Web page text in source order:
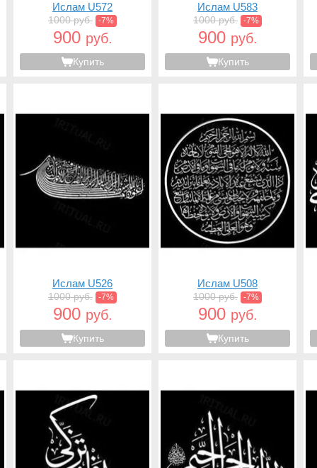
Ислам U572
1000 руб. -7%
900 руб.
Купить
Ислам U583
1000 руб. -7%
900 руб.
Купить
Ислам U526
1000 руб. -7%
900 руб.
Купить
Ислам U508
1000 руб. -7%
900 руб.
Купить